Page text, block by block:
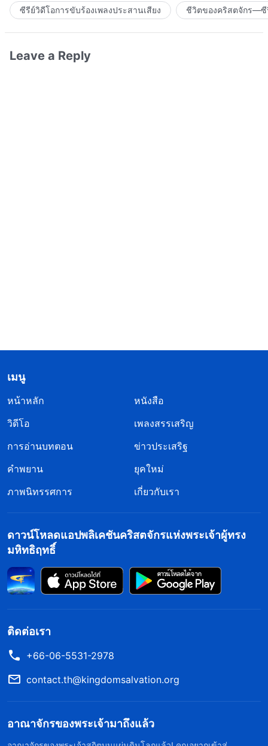
ซีรีย์วิดีโอการขับร้องเพลงประสานเสียง ชีวิตของคริสตจักร—ซี
Leave a Reply
เมนู
หน้าหลัก
หนังสือ
วิดีโอ
เพลงสรรเสริญ
การอ่านบทตอน
ข่าวประเสริฐ
คำพยาน
ยุคใหม่
ภาพนิทรรศการ
เกี่ยวกับเรา
ดาวน์โหลดแอปพลิเคชันคริสตจักรแห่งพระเจ้าผู้ทรง
มหิทธิฤทธิ์
ติดต่อเรา
+66-06-5531-2978
contact.th@kingdomsalvation.org
อาณาจักรของพระเจ้ามาถึงแล้ว